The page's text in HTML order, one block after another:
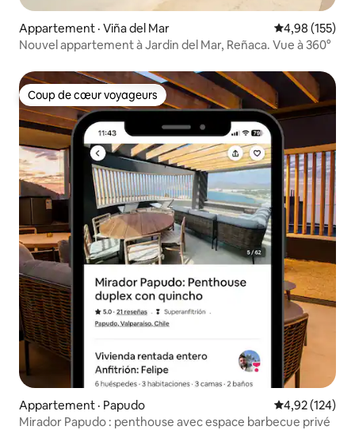
Appartement · Viña del Mar Note
4,98 (155)
Nouvel appartement à Jardin del Mar, Reñaca. Vue à 360°
Coup de cœur voyageurs
Coup de cœur voyageurs
Appartement · Papudo Note
4,92 (124)
Mirador Papudo : penthouse avec espace barbecue privé